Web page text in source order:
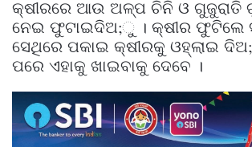
କ୍ଷୀରରେ ଆଉ ଅଳ୍ପ ଚିନି ଓ ଗୁଜୁରାତି
ନେଇ ଫୁଟାଇଦିଅ;ୁ । କ୍ଷୀର ଫୁଟିଲେ
ସେଥିରେ ପକାଇ କ୍ଷୀରକୁ ଓହ୍ଲାଇ
ପରେ ଏହାକୁ ଖାଇବାକୁ ଦେବେ ।